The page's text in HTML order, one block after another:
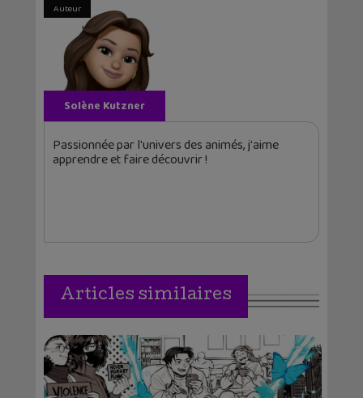
Auteur
Solène Kutzner
Passionnée par l'univers des animés, j'aime
apprendre et faire découvrir !
Articles similaires